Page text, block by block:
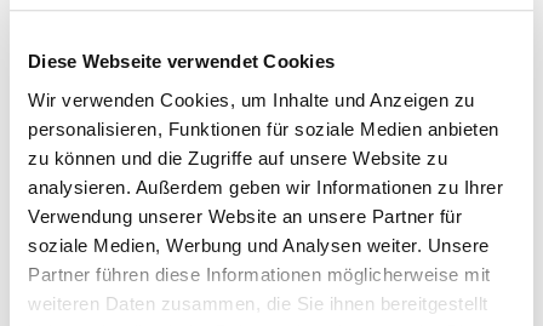
Diese Webseite verwendet Cookies
Wir verwenden Cookies, um Inhalte und Anzeigen zu
personalisieren, Funktionen für soziale Medien anbieten
zu können und die Zugriffe auf unsere Website zu
analysieren. Außerdem geben wir Informationen zu Ihrer
Verwendung unserer Website an unsere Partner für
soziale Medien, Werbung und Analysen weiter. Unsere
Partner führen diese Informationen möglicherweise mit
weiteren Daten zusammen, die Sie ihnen bereitgestellt
In den Warenkorb
Fragen zum Artikel
Beschreibung